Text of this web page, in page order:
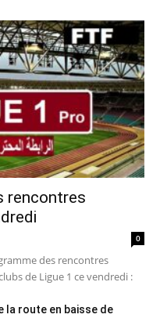
rencontres
0
des rencontres
de Ligue 1 ce vendredi :
la route en baisse de